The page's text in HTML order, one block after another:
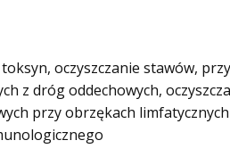
oczyszczanie stawów,
z dróg oddechowych,
przy obrzękach